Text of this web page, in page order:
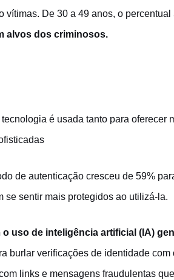
De 30 a 49 anos, o percentual
alvos dos criminosos.
é usada tanto para oferecer
de autenticação cresceu de 59%
se sentir mais protegidos ao utilizá-la.
uso de inteligência artificial (IA)
burlar verificações de identidade
links e mensagens fraudulentas